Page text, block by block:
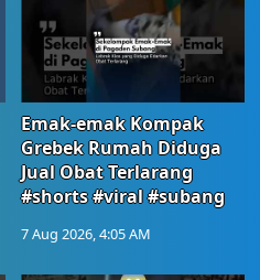
Emak-emak Kompak
Grebek Rumah Diduga
Jual Obat Terlarang
#shorts #viral #subang
7 Aug 2026, 4:05 AM